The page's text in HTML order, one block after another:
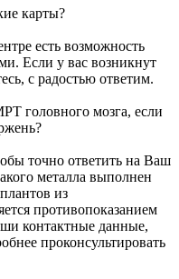
карты?
есть возможность
Если у вас возникнут
с радостью ответим.
головного мозга, если
точно ответить на Ваш
металла выполнен
из
противопоказанием
контактные данные,
проконсультировать